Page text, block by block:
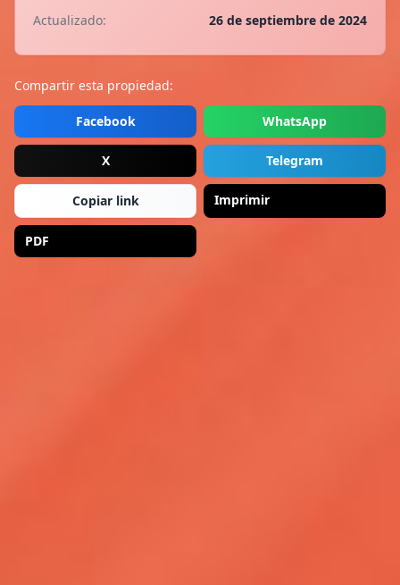
Actualizado: 26 de septiembre de 2024
Compartir esta propiedad:
Facebook WhatsApp
X Telegram
Copiar link Imprimir
PDF